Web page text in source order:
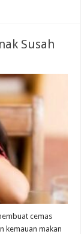
Susah
cemas
kemauan makan